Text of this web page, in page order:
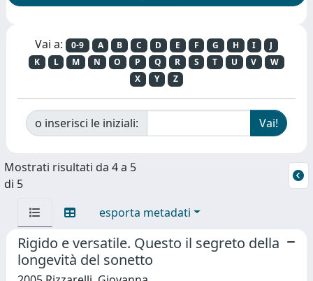
Vai a: 0-9 A B C D E F G H I
J
K
L M N O P Q R S T U V
W
X
Y Z
o inserisci le iniziali:
Mostrati risultati da 4 a 5
di 5
esporta metadati
Rigido e versatile. Questo il segreto della
longevità del sonetto